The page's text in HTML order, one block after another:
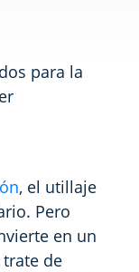
, el utillaje
Pero
en un
de